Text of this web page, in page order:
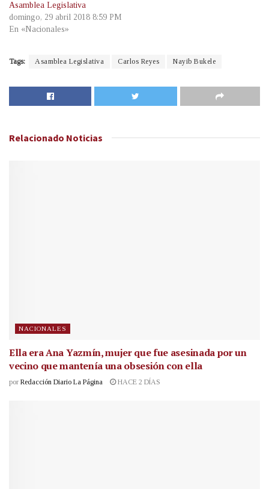
Asamblea Legislativa
domingo, 29 abril 2018 8:59 PM
En «Nacionales»
Tags: Asamblea Legislativa Carlos Reyes Nayib Bukele
Relacionado Noticias
NACIONALES
Ella era Ana Yazmín, mujer que fue asesinada por un
vecino que mantenía una obsesión con ella
por Redacción Diario La Página HACE 2 DÍAS